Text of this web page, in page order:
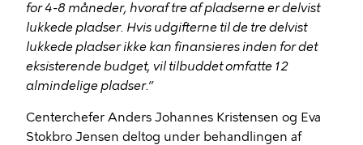
for 4-8 måneder, hvoraf tre af pladserne er delvist
lukkede pladser. Hvis udgifterne til de tre delvist
lukkede pladser ikke kan finansieres inden for det
eksisterende budget, vil tilbuddet omfatte 12
almindelige pladser.”
Centerchefer Anders Johannes Kristensen og Eva
Stokbro Jensen deltog under behandlingen af